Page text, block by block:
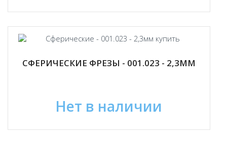
СФЕРИЧЕСКИЕ ФРЕЗЫ - 001.023 - 2,3ММ
Нет в наличии